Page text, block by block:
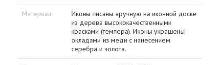
Материал:
Иконы писаны вручную на иконной доске
из дерева высококачественными
красками (темпера). Иконы украшены
окладами из меди с нанесением
серебра и золота.